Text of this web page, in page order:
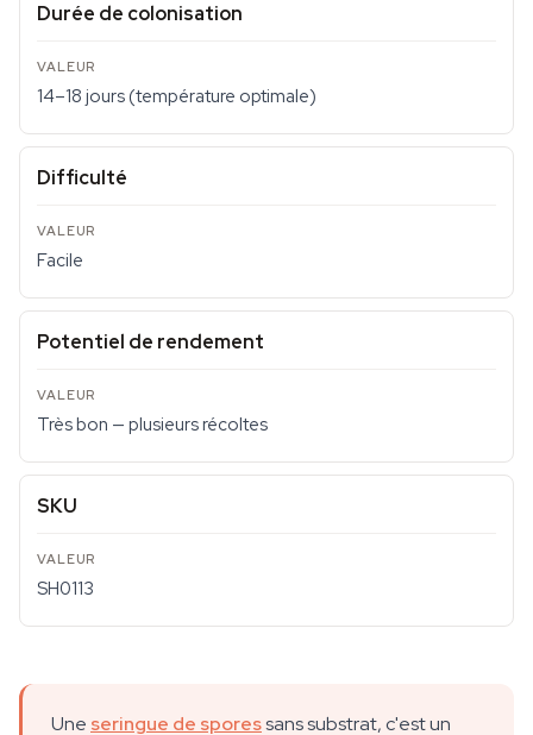
Durée de colonisation
14–18 jours (température optimale)
Difficulté
Facile
Potentiel de rendement
Très bon — plusieurs récoltes
SKU
SH0113
Une seringue de sporessans substrat, c'est un